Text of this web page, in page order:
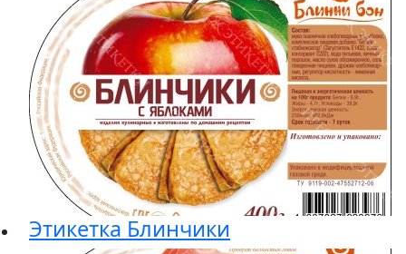
Этикетка Блинчики